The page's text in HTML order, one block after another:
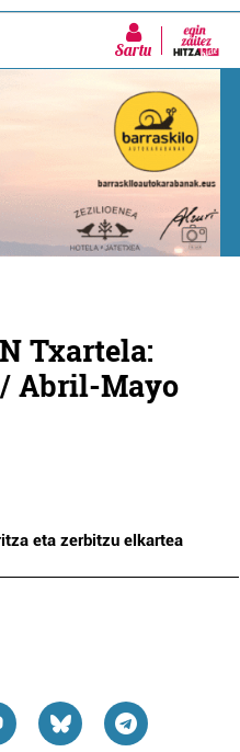
Sartu
Txartela:
Abril-Mayo
eta zerbitzu elkartea